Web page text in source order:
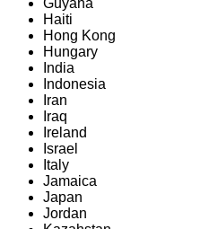
Guyana
Haiti
Hong Kong
Hungary
India
Indonesia
Iran
Iraq
Ireland
Israel
Italy
Jamaica
Japan
Jordan